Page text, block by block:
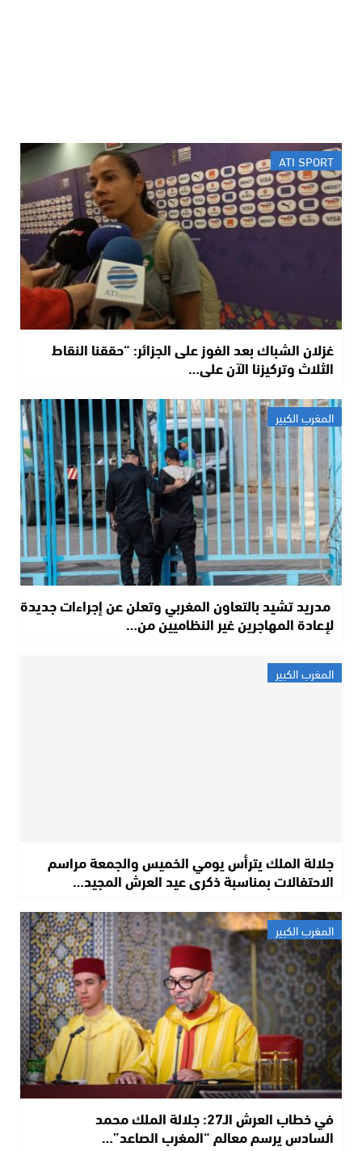
ATI SPORT
غزلان الشباك بعد الفوز على الجزائر: “حققنا النقاط
الثلاث وتركيزنا الآن على…
المغرب الكبير
مدريد تشيد بالتعاون المغربي وتعلن عن إجراءات جديدة
لإعادة المهاجرين غير النظاميين من…
المغرب الكبير
جلالة الملك يترأس يومي الخميس والجمعة مراسم
الاحتفالات بمناسبة ذكرى عيد العرش المجيد…
المغرب الكبير
في خطاب العرش الـ27: جلالة الملك محمد
السادس يرسم معالم “المغرب الصاعد”…